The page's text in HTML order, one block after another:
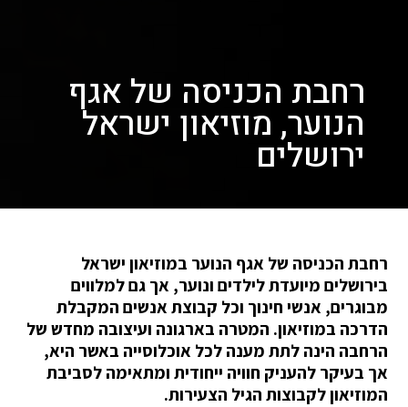
רחבת הכניסה של אגף
הנוער, מוזיאון ישראל
ירושלים
רחבת הכניסה של אגף הנוער במוזיאון ישראל
בירושלים מיועדת לילדים ונוער, אך גם למלווים
מבוגרים, אנשי חינוך וכל קבוצת אנשים המקבלת
הדרכה במוזיאון. המטרה בארגונה ועיצובה מחדש של
הרחבה הינה לתת מענה לכל אוכלוסייה באשר היא,
אך בעיקר להעניק חוויה ייחודית ומתאימה לסביבת
המוזיאון לקבוצות הגיל הצעירות.